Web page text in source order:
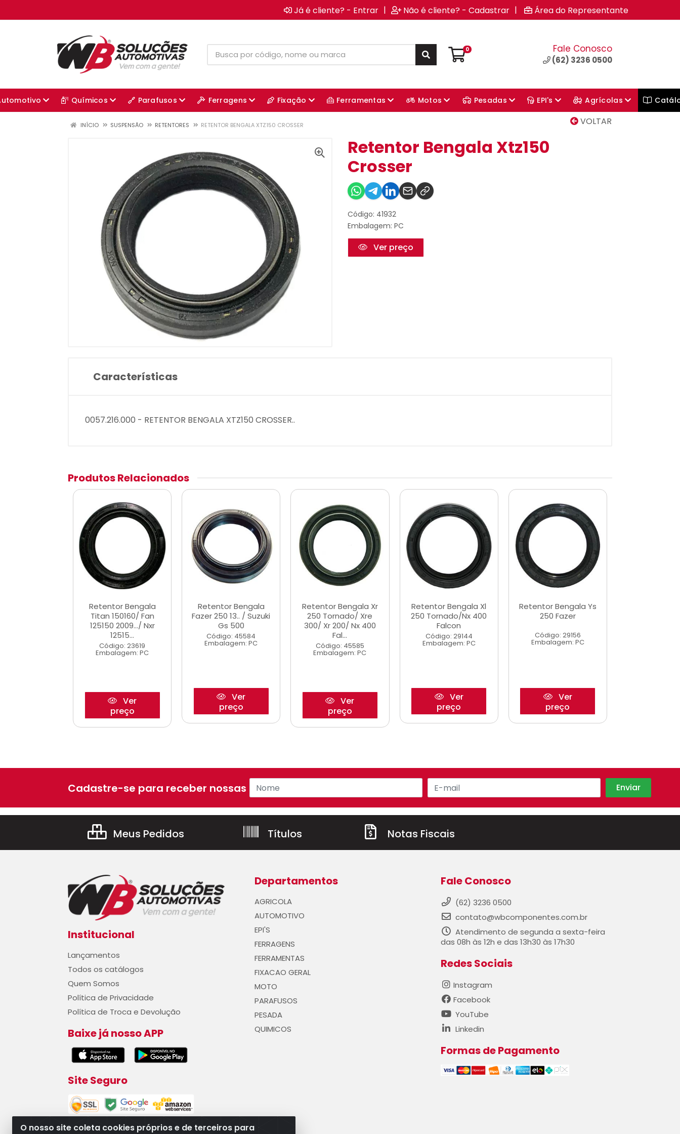
Já é cliente? - Entrar | Não é cliente? - Cadastrar | Área do Representante
0 Fale Conosco
(62) 3236 0500
Químicos Parafusos Ferragens Fixação Ferramentas Motos Pesadas EPI's Agrícolas
VOLTAR
INÍCIO SUSPENSÃO RETENTORES RETENTOR BENGALA XTZ150 CROSSER
Retentor Bengala Xtz150
Crosser
Código: 41932
Embalagem: PC
Ver preço
Características
0057.216.000 - RETENTOR BENGALA XTZ150 CROSSER..
Produtos Relacionados
Retentor Bengala
Titan 150160/ Fan
125150 2009.../ Nxr
12515...
Código: 23619
Embalagem: PC
Ver
preço
Retentor Bengala
Fazer 250 13.. / Suzuki
Gs 500
Código: 45584
Embalagem: PC
Ver
preço
Retentor Bengala Xr
250 Tornado/ Xre
300/ Xr 200/ Nx 400
Fal...
Código: 45585
Embalagem: PC
Ver
preço
Retentor Bengala Xl
250 Tornado/Nx 400
Falcon
Código: 29144
Embalagem: PC
Ver
preço
Retentor Bengala Ys
250 Fazer
Código: 29156
Embalagem: PC
Ver
preço
O nosso site coleta cookies próprios e de terceiros para
Cadastre-se para receber nossas ofertas!
Meus Pedidos Títulos Notas Fiscais
Institucional
Lançamentos
Todos os catálogos
Quem Somos
Política de Privacidade
Política de Troca e Devolução
Baixe já nosso APP
Site Seguro
Departamentos
AGRICOLA
AUTOMOTIVO
EPI'S
FERRAGENS
FERRAMENTAS
FIXACAO GERAL
MOTO
PARAFUSOS
PESADA
QUIMICOS
Fale Conosco
(62) 3236 0500
contato@wbcomponentes.com.br
Atendimento de segunda a sexta-feira
das 08h às 12h e das 13h30 às 17h30
Redes Sociais
Instagram
Facebook
YouTube
Linkedin
Formas de Pagamento